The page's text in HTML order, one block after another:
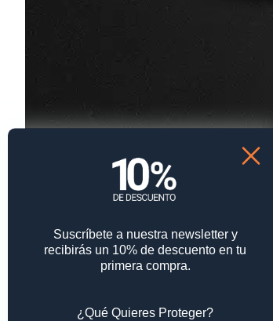
publicar un
Anterior
Deja una respuesta
Suscríbete a nuestra newsletter y
recibirás un 10% de descuento en tu
primera compra.
¿Qué Quieres Proteger?